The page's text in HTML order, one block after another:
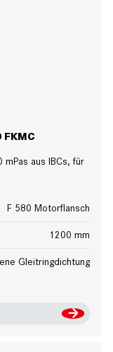
FKMC
aus IBCs, für
F 580 Motorflansch
1200 mm
Gleitringdichtung